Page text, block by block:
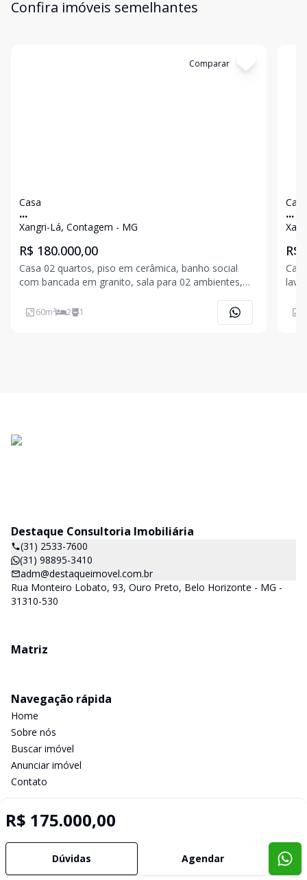
Confira imóveis semelhantes
Comparar
Casa
...
Xangri-Lá, Contagem - MG
R$ 180.000,00
Casa 02 quartos, piso em cerâmica, banho social
com bancada em granito, sala para 02 ambientes,
em granito, área privativa, área de serviço, 02 vagas
60m² 2 1
Casa
...
R$
Casa 02
R$ 175.000,00
Dúvidas Agendar
Destaque Consultoria Imobiliária
(31) 2533-7600
(31) 98895-3410
adm@destaqueimovel.com.br
Rua Monteiro Lobato, 93, Ouro Preto, Belo Horizonte - MG -
31310-530
Matriz
Navegação rápida
Home
Sobre nós
Buscar imóvel
Anunciar imóvel
Contato
Selo de Tecnologia Loft